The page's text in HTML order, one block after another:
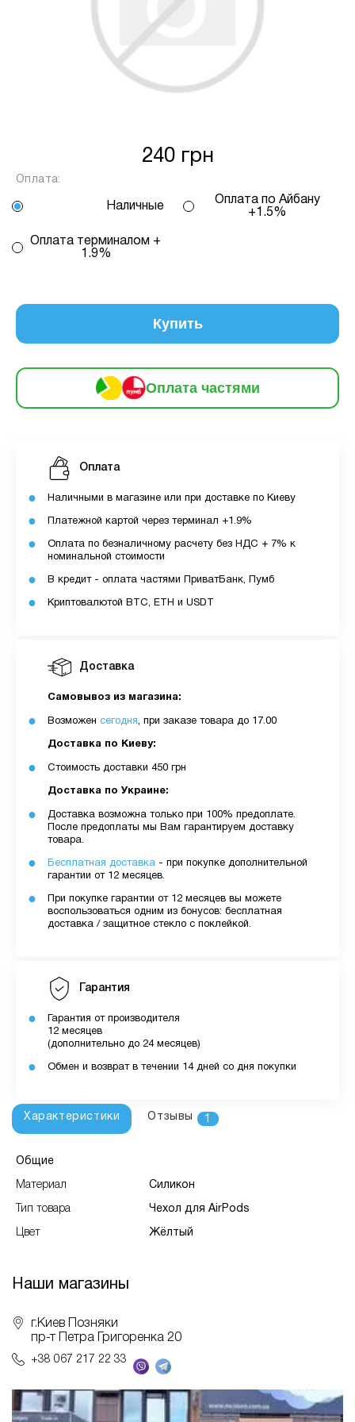
240 грн
Оплата:
Наличные
Оплата по Айбану
+1.5%
Оплата терминалом +
1.9%
Купить
Оплата частями
від кількості обраних вами платежів, від 2
до 25, та вираховується за допомогою
калькулятору або за консультацією нашого
МИТТЄВА РОЗСТРОЧКА чи ОПЛАТА
Якщо сума доступного ліміту в застосунку менша
можливість доплатити різницю безпосередньо в
частинами
3
9
12
86 грн
придбати товар в розстрочку.
Для оформлення розстрочки вам необхідно
мати відкритий ліміт для розстрочки в
Максимальна сума розстрочки дорівнює
вашому доступному ліміту в додатку.
MyCloudStore.
Доставка
Самовывоз из магазина:
Возможен сегодня, при заказе товара до 17.00
Доставка по Киеву:
Стоимость доставки 450 грн
Доставка по Украине:
Доставка возможна только при 100% предоплате.
После предоплаты мы Вам гарантируем доставку
товара.
Бесплатная доставка - при покупке дополнительной
гарантии от 12 месяцев.
При покупке гарантии от 12 месяцев вы можете
воспользоваться одним из бонусов: бесплатная
доставка / защитное стекло с поклейкой.
Гарантия
Гарантия от производителя
12 месяцев
(дополнительно до 24 месяцев)
Обмен и возврат в течении 14 дней со дня покупки
Оплата
Наличными в магазине или при доставке по Киеву
Платежной картой через терминал +1.9%
Оплата по безналичному расчету без НДС + 7% к
номинальной стоимости
В кредит - оплата частями ПриватБанк, Пумб
Криптовалютой BTC, ETH и USDT
Характеристики Отзывы 1
Общие
Материал Силикон
Тип товара Чехол для AirPods
Цвет Жёлтый
Наши магазины
г.Киев Позняки
пр-т Петра Григоренка 20
+38 067 217 22 33